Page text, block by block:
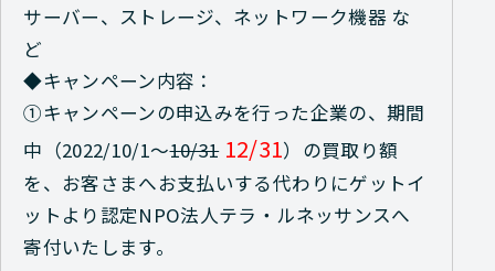
サーバー、ストレージ、ネットワーク機器 な
ど
◆キャンペーン内容：
①キャンペーンの申込みを行った企業の、期間
中（2022/10/1～10/31 12/31）の買取り額
を、お客さまへお支払いする代わりにゲットイ
ットより認定NPO法人テラ・ルネッサンスへ
寄付いたします。